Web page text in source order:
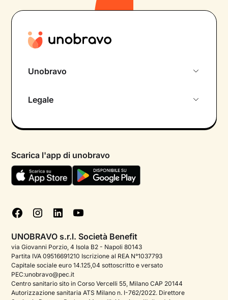
Unobravo
Psicologo in chat
Aiuto urgente
FAQ
Podcast di psicologia
Corporate
Psicologo italiano all'estero
Legale
Termini e condizioni
Informativa Privacy
Cookie policy
Gestisci cookie
Scarica l'app di unobravo
UNOBRAVO s.r.l. Società Benefit
via Giovanni Porzio, 4 Isola B2 - Napoli 80143
Partita IVA 09516691210 Iscrizione al REA N°1037793
Capitale sociale euro 14.125,04 sottoscritto e versato
PEC:unobravo@pec.it
Centro sanitario sito in Corso Vercelli 55, Milano CAP 20144
Autorizzazione sanitaria ATS Milano n. I-762/2022. Direttore